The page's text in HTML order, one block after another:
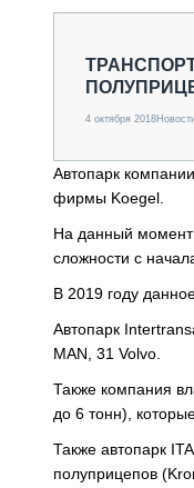
4 октября 2018
Автопарк
фирмы Koegel.
На данный момент
сложности с
В 2019 году
Автопарк
MAN, 31 Volvo.
Также компания
до 6 тонн),
Также автопарк
полуприцепов